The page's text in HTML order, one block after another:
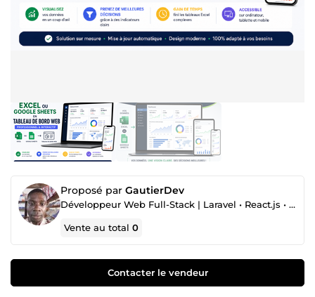
Proposé par GautierDev
Développeur Web Full-Stack | Laravel • React.js • Tailwind • Sites & SaaS performants
Vente au total0
Contacter le vendeur